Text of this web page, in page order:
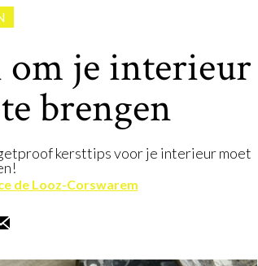
om je interieur
brengen
kersttips voor je interieur moet
de Looz-Corswarem